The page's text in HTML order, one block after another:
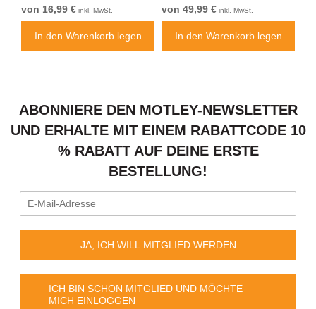
von 16,99 € inkl. MwSt.
In den Warenkorb legen
Electric Blue
von 49,99 € inkl. MwSt.
In den Warenkorb legen
ABONNIERE DEN MOTLEY-NEWSLETTER
UND ERHALTE MIT EINEM RABATTCODE 10
% RABATT AUF DEINE ERSTE
BESTELLUNG!
JA, ICH WILL MITGLIED WERDEN
ICH BIN SCHON MITGLIED UND MÖCHTE
MICH EINLOGGEN